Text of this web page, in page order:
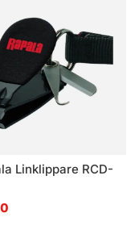
Linklippare RCD-